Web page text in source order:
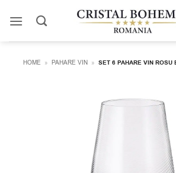
HOME » PAHARE VIN » SET 6 PAHARE VIN ROSU